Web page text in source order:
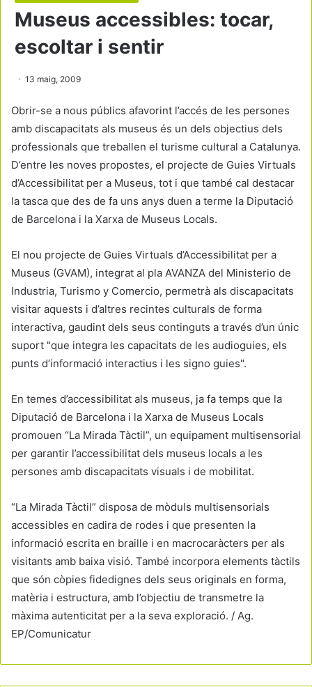
Museus accessibles: tocar,
escoltar i sentir
13 maig, 2009
Obrir-se a nous públics afavorint l’accés de les persones
amb discapacitats als museus és un dels objectius dels
professionals que treballen el turisme cultural a Catalunya.
D’entre les noves propostes, el projecte de Guies Virtuals
d’Accessibilitat per a Museus, tot i que també cal destacar
la tasca que des de fa uns anys duen a terme la Diputació
de Barcelona i la Xarxa de Museus Locals.
El nou projecte de Guies Virtuals d’Accessibilitat per a
Museus (GVAM), integrat al pla AVANZA del Ministerio de
Industria, Turismo y Comercio, permetrà als discapacitats
visitar aquests i d’altres recintes culturals de forma
interactiva, gaudint dels seus continguts a través d’un únic
suport "que integra les capacitats de les audioguies, els
punts d’informació interactius i les signo guies".
En temes d’accessibilitat als museus, ja fa temps que la
Diputació de Barcelona i la Xarxa de Museus Locals
promouen “La Mirada Tàctil”, un equipament multisensorial
per garantir l’accessibilitat dels museus locals a les
persones amb discapacitats visuals i de mobilitat.
“La Mirada Tàctil” disposa de mòduls multisensorials
accessibles en cadira de rodes i que presenten la
informació escrita en braille i en macrocaràcters per als
visitants amb baixa visió. També incorpora elements tàctils
que són còpies fidedignes dels seus originals en forma,
matèria i estructura, amb l’objectiu de transmetre la
màxima autenticitat per a la seva exploració. / Ag.
EP/Comunicatur